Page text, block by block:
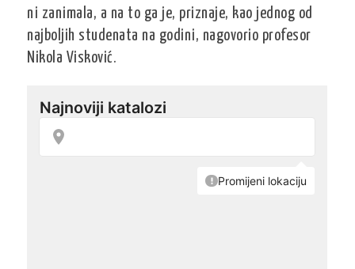
ni zanimala, a na to ga je, priznaje, kao jednog od
najboljih studenata na godini, nagovorio profesor
Nikola Visković.